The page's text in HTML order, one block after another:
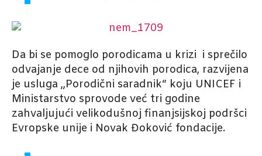
Da bi se pomoglo porodicama u krizi i sprečilo
odvajanje dece od njihovih porodica, razvijena
je usluga „Porodični saradnik“ koju UNICEF i
Ministarstvo sprovode već tri godine
zahvaljujući velikodušnoj finanjsijskoj podršci
Evropske unije i Novak Đoković fondacije.